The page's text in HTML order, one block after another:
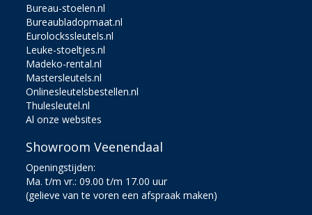
Bureau-stoelen.nl
Bureaubladopmaat.nl
Eurolockssleutels.nl
Leuke-stoeltjes.nl
Madeko-rental.nl
Mastersleutels.nl
Onlinesleutelsbestellen.nl
Thulesleutel.nl
Al onze websites
Showroom Veenendaal
Openingstijden:
Ma. t/m vr.: 09.00 t/m 17.00 uur
(gelieve van te voren een afspraak maken)